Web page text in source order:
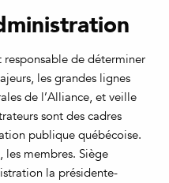
responsable de déterminer
les grandes lignes
de l’Alliance, et veille
sont des cadres
publique québécoise.
les membres. Siège
la présidente-